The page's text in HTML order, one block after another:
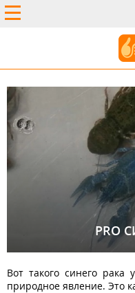
PRO
Вот такого синего рака
природное явление. Это